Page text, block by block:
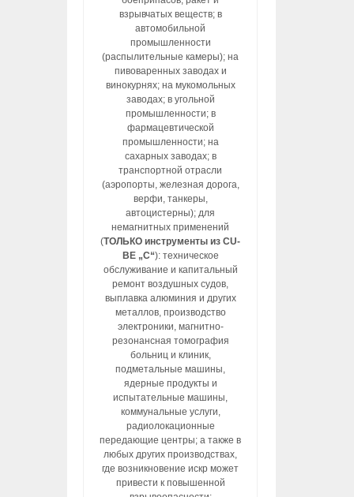
взрывчатых веществ; в
автомобильной
промышленности
(распылительные камеры); на
пивоваренных заводах и
винокурнях; на мукомольных
заводах; в угольной
промышленности; в
фармацевтической
промышленности; на
сахарных заводах; в
транспортной отрасли
(аэропорты, железная дорога,
верфи, танкеры,
автоцистерны); для
немагнитных применений
(ТОЛЬКО инструменты из CU-
BE „C“): техническое
обслуживание и капитальный
ремонт воздушных судов,
выплавка алюминия и других
металлов, производство
электроники, магнитно-
резонансная томография
больниц и клиник,
подметальные машины,
ядерные продукты и
испытательные машины,
коммунальные услуги,
радиолокационные
передающие центры; а также в
любых других производствах,
где возникновение искр может
привести к повышенной